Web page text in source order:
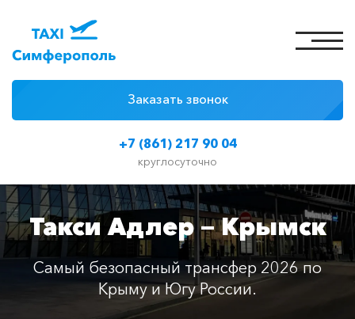
+7 (861) 217 90 04
круглосуточно
Заказать звонок
Цены на такси
Классы автомобилей
Отзывы
Контакты
Такси Адлер — Крымск
Самый безопасный трансфер 2026 по
Крыму и Югу России.